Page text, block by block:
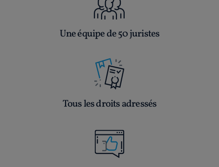
Une équipe de 50 juristes
Tous les droits adressés